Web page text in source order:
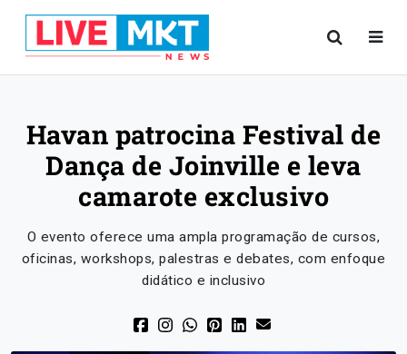
Havan patrocina Festival de
Dança de Joinville e leva
camarote exclusivo
O evento oferece uma ampla programação de cursos,
oficinas, workshops, palestras e debates, com enfoque
didático e inclusivo